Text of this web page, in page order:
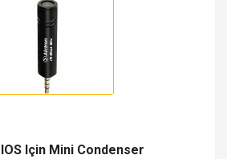
Için Mini Condenser